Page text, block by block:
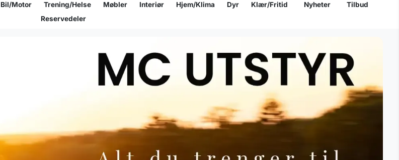
Bil/Motor Trening/Helse Møbler Interiør Hjem/Klima Dyr Klær/Fritid Nyheter
Tilbud
Reservedeler